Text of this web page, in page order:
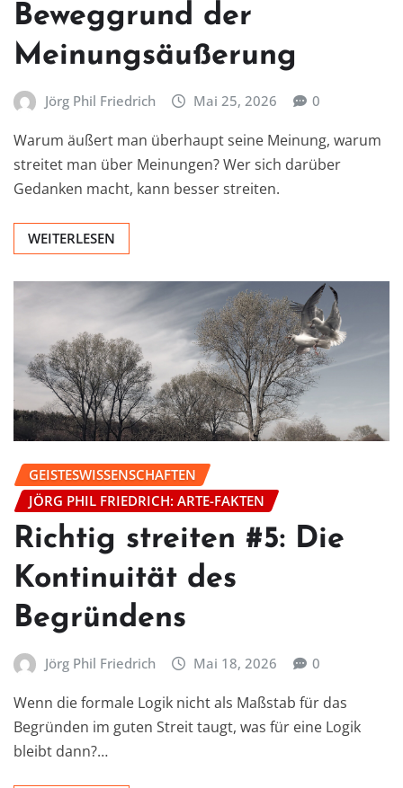
Beweggrund der
Meinungsäußerung
Jörg Phil Friedrich Mai 25, 2026 0
Warum äußert man überhaupt seine Meinung, warum
streitet man über Meinungen? Wer sich darüber
Gedanken macht, kann besser streiten.
WEITERLESEN
GEISTESWISSENSCHAFTEN
JÖRG PHIL FRIEDRICH: ARTE-FAKTEN
Richtig streiten #5: Die
Kontinuität des
Begründens
Jörg Phil Friedrich Mai 18, 2026 0
Wenn die formale Logik nicht als Maßstab für das
Begründen im guten Streit taugt, was für eine Logik
bleibt dann?…